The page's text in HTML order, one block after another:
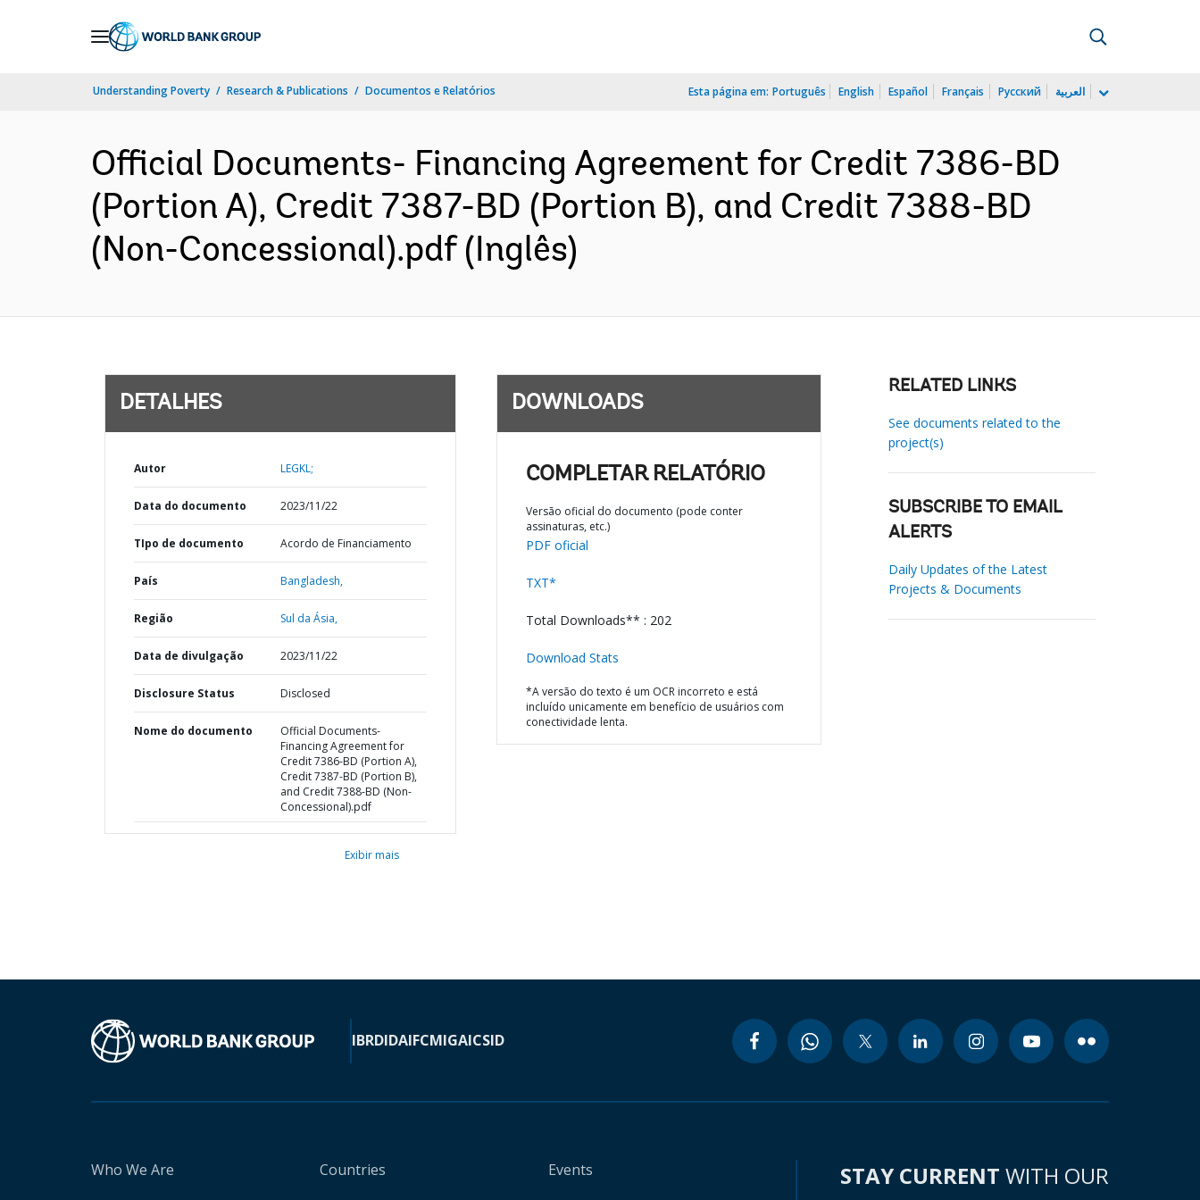
Understanding Poverty Research & Publications Documentos e Relatórios Esta página em: Português English Español Français Русский العربية
Official Documents- Financing Agreement for Credit 7386-BD
(Portion A), Credit 7387-BD (Portion B), and Credit 7388-BD
(Non-Concessional).pdf (Inglês)
DETALHES
Autor LEGKL;
Data do documento 2023/11/22
TIpo de documento Acordo de Financiamento
País Bangladesh,
Região Sul da Ásia,
Data de divulgação 2023/11/22
Disclosure Status Disclosed
Nome do documento
Official Documents-
Financing Agreement for
Credit 7386-BD (Portion A),
Credit 7387-BD (Portion B),
and Credit 7388-BD (Non-
Concessional).pdf
Exibir mais
DOWNLOADS
COMPLETAR RELATÓRIO
Versão oficial do documento (pode conter
assinaturas, etc.)
PDF oficial
TXT*
Total Downloads** : 202
Download Stats
*A versão do texto é um OCR incorreto e está
incluído unicamente em benefício de usuários com
conectividade lenta.
RELATED LINKS
See documents related to the
project(s)
SUBSCRIBE TO EMAIL
ALERTS
Daily Updates of the Latest
Projects & Documents
IBRDIDAIFCMIGAICSID
Who We Are
Countries
Events
STAY CURRENT WITH OUR